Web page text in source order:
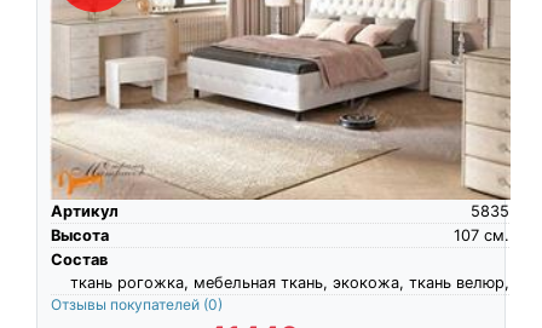
Артикул
5835
Высота
см.
107
Состав
ткань рогожка, мебельная ткань, экокожа, ткань велюр,
Отзывы покупателей (0)